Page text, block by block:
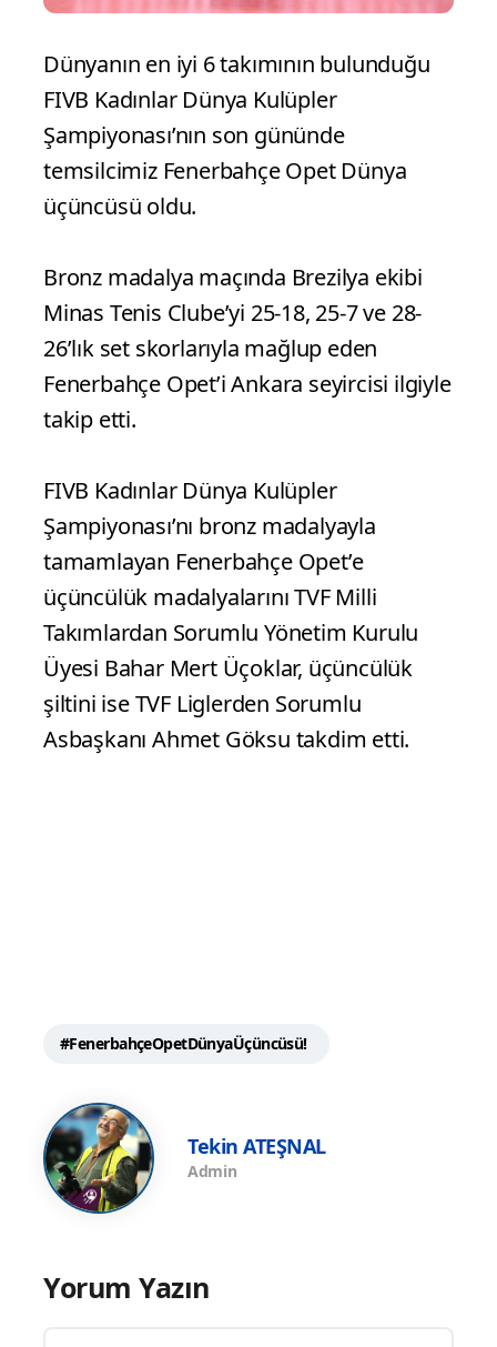
Dünyanın en iyi 6 takımının bulunduğu
FIVB Kadınlar Dünya Kulüpler
Şampiyonası’nın son gününde
temsilcimiz Fenerbahçe Opet Dünya
üçüncüsü oldu.
Bronz madalya maçında Brezilya ekibi
Minas Tenis Clube’yi 25-18, 25-7 ve 28-
26’lık set skorlarıyla mağlup eden
Fenerbahçe Opet’i Ankara seyircisi ilgiyle
takip etti.
FIVB Kadınlar Dünya Kulüpler
Şampiyonası’nı bronz madalyayla
tamamlayan Fenerbahçe Opet’e
üçüncülük madalyalarını TVF Milli
Takımlardan Sorumlu Yönetim Kurulu
Üyesi Bahar Mert Üçoklar, üçüncülük
şiltini ise TVF Liglerden Sorumlu
Asbaşkanı Ahmet Göksu takdim etti.
#FenerbahçeOpetDünyaÜçüncüsü!
Tekin ATEŞNAL
Admin
Yorum Yazın